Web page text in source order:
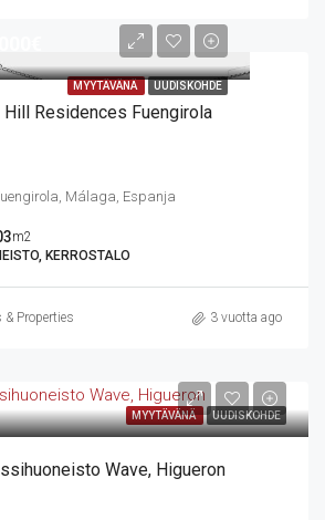
MYYTÄVÄNÄ UUDISKOHDE
Residences Fuengirola
Málaga, Espanja
m2
KERROSTALO
Properties 3 vuotta ago
MYYTÄVÄNÄ UUDISKOHDE
Wave, Higueron